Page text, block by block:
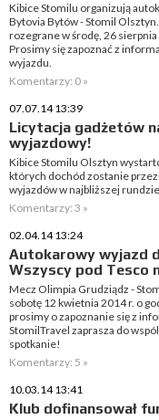
Kibice Stomilu organizują
Bytovia Bytów - Stomil
rozegrane w środę, 26
Prosimy się zapoznać z
wyjazdu.
Komentarzy: 0 »
07.07.14 13:39
Licytacja gadżetów
wyjazdowy!
Kibice Stomilu Olsztyn
których dochód zostanie
wyjazdów w najbliższej
Komentarzy: 3 »
02.04.14 13:24
Autokarowy wyjazd
Wszyscy pod Tesco
Mecz Olimpia Grudziądz -
sobotę 12 kwietnia 2014 r. o
prosimy o zapoznanie się z
StomilTravel zaprasza do
spotkanie!
Komentarzy: 5 »
10.03.14 13:41
Klub dofinansował